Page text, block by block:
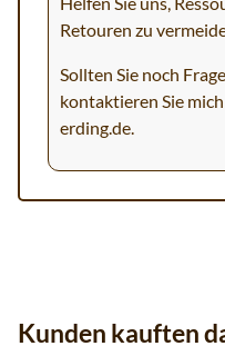
Retouren zu
Sollten Sie noch
kontaktieren Sie
erding.de.
Kunden kauften